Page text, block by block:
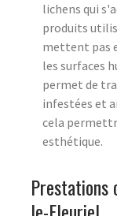
lichens qui
produits
mettent pas
les surfaces
permet de
infestées et
cela
esthétique.
Prestations